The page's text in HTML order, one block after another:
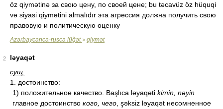
öz qiymətinə за свою цену, по своей цене; bu təcavüz öz hüquqi
və siyasi qiymətini almalıdır эта агрессия должна получить свою
правовую и политическую оценку
Azərbaycanca-rusca lüğət> qiymət
2
ləyaqət
сущ.
1. достоинство:
1) положительное качество. Başlıca ləyaqəti kimin, nəyin
главное достоинство кого, чего , şəksiz ləyaqət несомненное